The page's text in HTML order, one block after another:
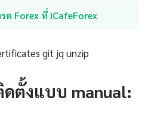
ด Forex ที่ iCafeForex
git jq unzip
ตั้งแบบ manual: